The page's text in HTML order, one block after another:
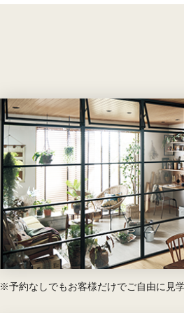
※予約なしでもお客様だけでご自由に見